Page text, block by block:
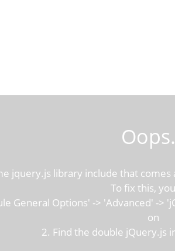
jquery.js library include that
To fix this,
General Options' -> 'Advanced' ->
on
2. Find the double jQuery.js